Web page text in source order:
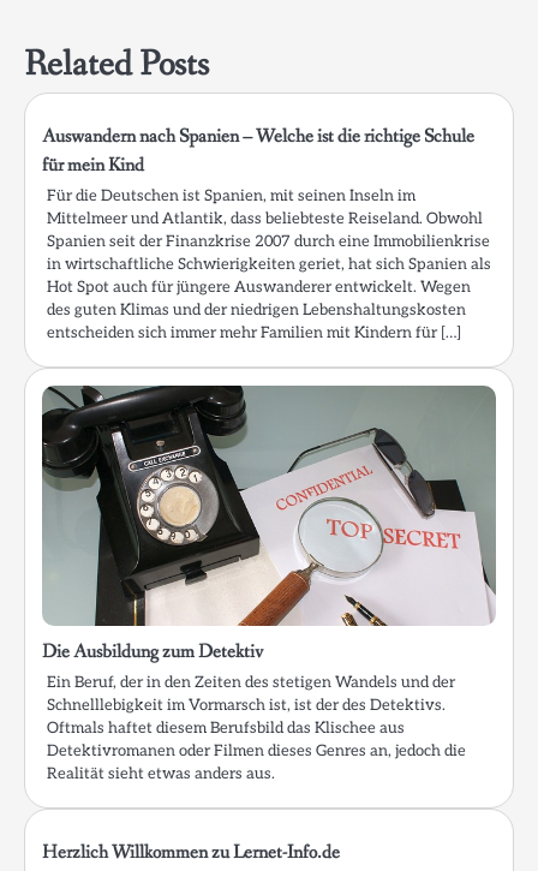
Related Posts
Auswandern nach Spanien – Welche ist die richtige Schule
für mein Kind
Für die Deutschen ist Spanien, mit seinen Inseln im
Mittelmeer und Atlantik, dass beliebteste Reiseland. Obwohl
Spanien seit der Finanzkrise 2007 durch eine Immobilienkrise
in wirtschaftliche Schwierigkeiten geriet, hat sich Spanien als
Hot Spot auch für jüngere Auswanderer entwickelt. Wegen
des guten Klimas und der niedrigen Lebenshaltungskosten
entscheiden sich immer mehr Familien mit Kindern für […]
Die Ausbildung zum Detektiv
Ein Beruf, der in den Zeiten des stetigen Wandels und der
Schnelllebigkeit im Vormarsch ist, ist der des Detektivs.
Oftmals haftet diesem Berufsbild das Klischee aus
Detektivromanen oder Filmen dieses Genres an, jedoch die
Realität sieht etwas anders aus.
Herzlich Willkommen zu Lernet-Info.de